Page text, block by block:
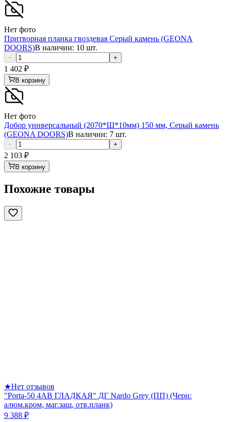
Нет фото
Притворная планка гвоздевая Серый камень (GEONA
DOORS)В наличии: 10 шт.
− +
1 402 ₽
В корзину
Нет фото
Добор универсальный (2070*Ш*10мм) 150 мм, Серый камень
(GEONA DOORS)В наличии: 7 шт.
− +
2 103 ₽
В корзину
Похожие товары
★Нет отзывов
"Porta-50 4AB ГЛАДКАЯ" ДГ Nardo Grey (ПП) (Черн:
алюм.кром, маг.защ, отв.планк)
9 388 ₽